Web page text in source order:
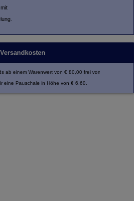
Versandkosten
ab einem Warenwert von € 80,00 frei von
eine Pauschale in Höhe von € 6,60.